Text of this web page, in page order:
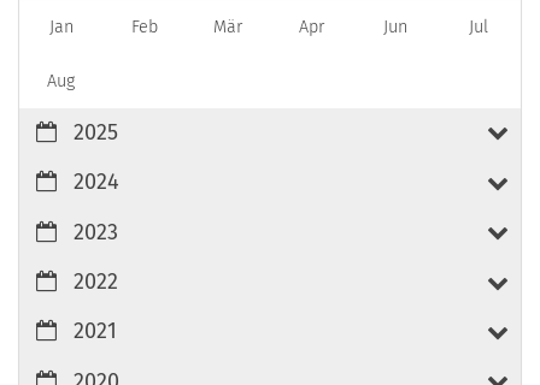
Jan Feb Mär Apr Jun Jul
Aug
2025
2024
2023
2022
2021